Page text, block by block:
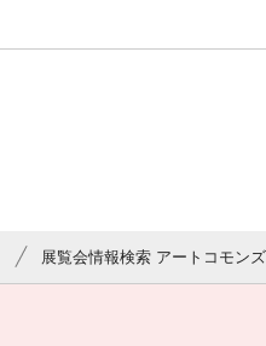
展覧会情報検索 アートコモンズ